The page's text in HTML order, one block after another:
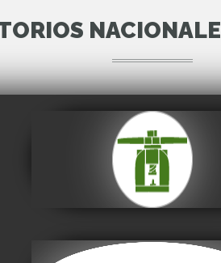
Casa Nacional
Moneda
Visitar